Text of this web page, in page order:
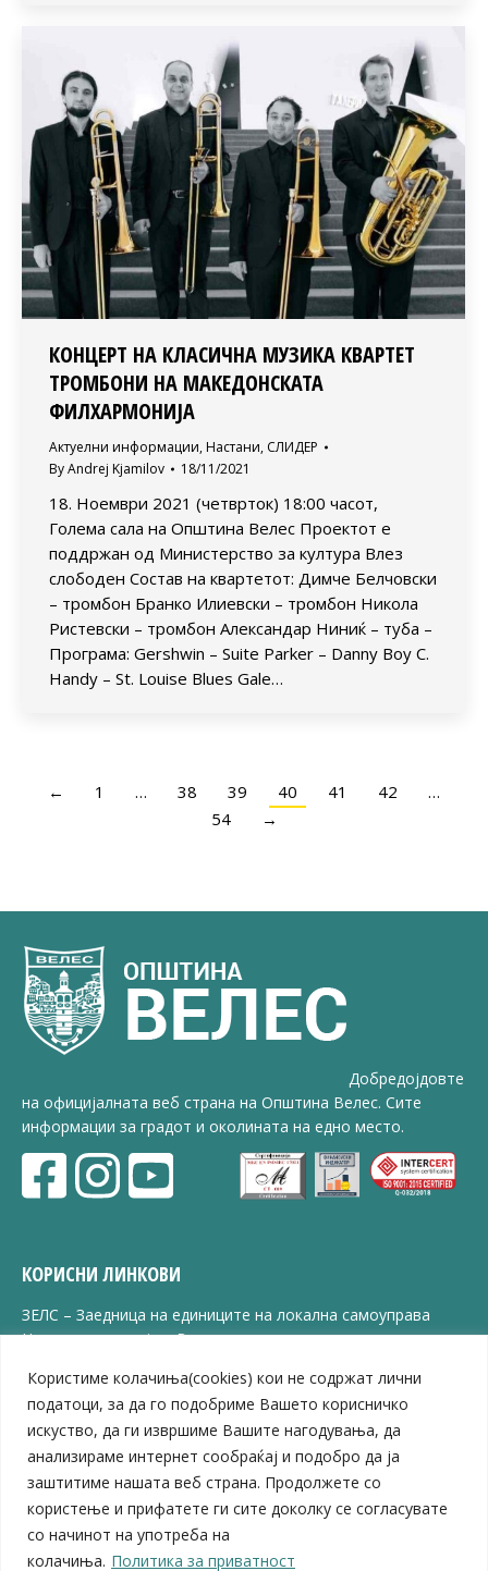
Користиме колачиња(cookies) кои не содржат лични
податоци, за да го подобриме Вашето корисничко
искуство, да ги извршиме Вашите нагодувања, да
анализираме интернет сообраќај и подобро да ја
заштитиме нашата веб страна. Продолжете со
користење и прифатете ги сите доколку се согласувате
со начинот на употреба на
колачиња. Политика за приватност
КОНЦЕРТ НА КЛАСИЧНА МУЗИКА КВАРТЕТ
ТРОМБОНИ НА МАКЕДОНСКАТА
ФИЛХАРМОНИЈА
Актуелни информации, Настани, СЛИДЕР
ByAndrej Kjamilov 18/11/2021
18. Ноември 2021 (четврток) 18:00 часот,
Голема сала на Општина Велес Проектот е
поддржан од Министерство за култура Влез
слободен Состав на квартетот: Димче Белчовски
– тромбон Бранко Илиевски – тромбон Никола
Ристевски – тромбон Александар Ниниќ – туба –
Програма: Gershwin – Suite Parker – Danny Boy C.
Handy – St. Louise Blues Gale…
← 1 … 38 39 40 41 42
…
54
→
Добредојдовте
на официјалната веб страна на Општина Велес. Сите
информации за градот и околината на едно место.
КОРИСНИ ЛИНКОВИ
ЗЕЛС – Заедница на единиците на локална самоуправа
Центар за развој на Вардарски плански регион
ЈПССО „Парк – спорт и паркинзи“
ЛБ „Гоце Делчев“
ЛУ „Народен Музеј“
Влада на Република Северна Македонија
Собрание на Република Северна Македонија
Министерство за финансии
Министерство за транспорт
Министерство за локална самоуправа